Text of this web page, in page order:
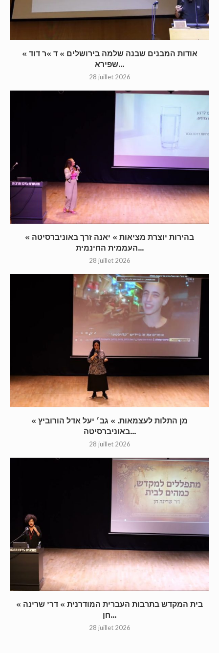
« אודות המבנים שבנה שלמה בירושלים » ד »ר דוד
שפירא...
28 juillet 2026
« בהירות יוצרת מציאות » יאנה זרך באוניברסיטה
העממית החינמית...
28 juillet 2026
« מן התלות לעצמאות. » גב׳ יעל אדל הורוביץ
באוניברסיטה...
28 juillet 2026
« בית המקדש בתרבות העברית המודרנית » דר’ שרינה
חן...
28 juillet 2026